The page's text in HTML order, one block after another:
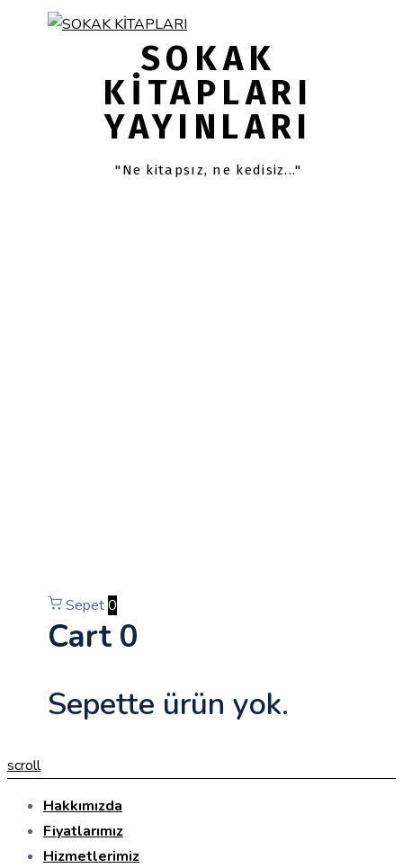
SOKAK
KITAPLARI
YAYINLARI
"Ne kitapsız, ne kedisiz..."
Sepet0
Cart 0
Sepette ürün yok.
scroll
Hakkımızda
Fiyatlarımız
Hizmetlerimiz